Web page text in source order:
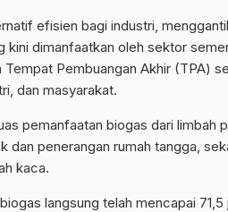
efisien bagi industri,
kini dimanfaatkan oleh sektor
Pembuangan Akhir (TPA)
dan masyarakat.
pemanfaatan biogas dari limbah
dan penerangan rumah tangga,
kaca.
langsung telah mencapai